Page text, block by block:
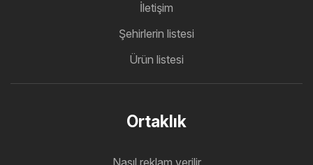
İletişim
Şehirlerin listesi
Ürün listesi
Ortaklık